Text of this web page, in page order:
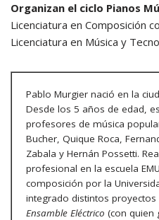
Organizan el ciclo Pianos
Licenciatura en Composición
Licenciatura en Música y
Pablo Murgier nació en la
Desde los 5 años de edad,
profesores de música
Bucher, Quique Roca,
Zabala y Hernán Possetti.
profesional en la escuela
composición por la
integrado distintos
Ensamble Eléctrico (con quien